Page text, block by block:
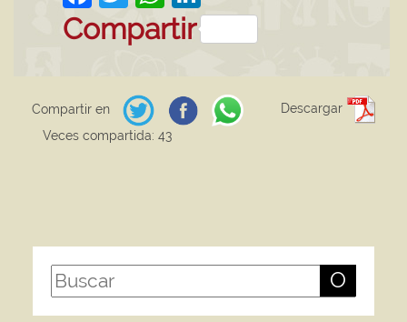
Compartir
Compartir en
Descargar
Veces compartida: 43
O